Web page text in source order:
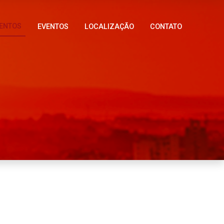
EVENTOS LOCALIZAÇÃO CONTATO